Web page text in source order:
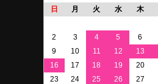
日
月 火 水 木
2
3 4 5 6
9
10 11 12 13
16
17 18 19 20
23
24 25 26 27